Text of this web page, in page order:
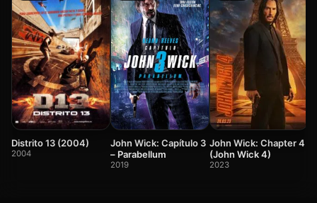
Distrito 13 (2004)
2004
John Wick: Capítulo 3
– Parabellum
2019
John Wick: Chapter 4
(John Wick 4)
2023